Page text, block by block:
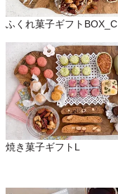
ふくれ菓子ギフトBOX_C
焼き菓子ギフトL